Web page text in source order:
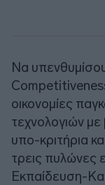
Να
οικονομίες
τεχνολογιών
υπο-κριτήρια
τρεις πυλώνες
Εκπαίδευση-